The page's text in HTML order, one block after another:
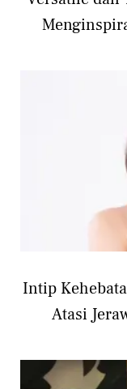
Intip
Atasi